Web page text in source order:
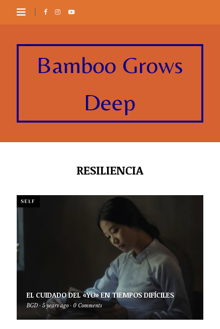
Bamboo Grows
Deep
RESILIENCIA
SELF
EL CUIDADO DEL «YO» EN TIEMPOS DIFÍCILES
BGD · 5 years ago · 0 Comments